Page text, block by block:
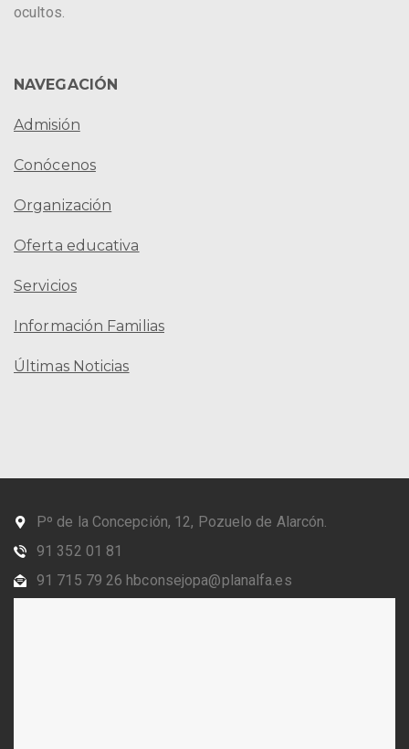
ocultos.
NAVEGACIÓN
Admisión
Conócenos
Organización
Oferta educativa
Servicios
Información Familias
Últimas Noticias
Pº de la Concepción, 12, Pozuelo de Alarcón.
91 352 01 81
91 715 79 26 hbconsejopa@planalfa.es